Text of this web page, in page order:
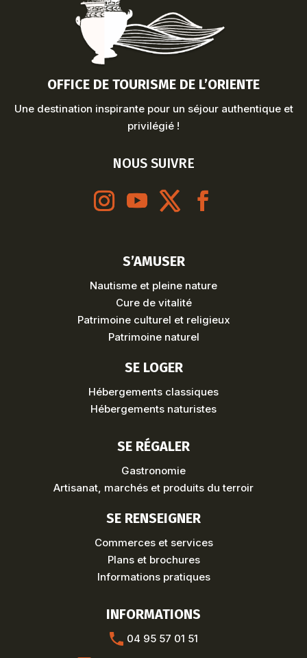
OFFICE DE TOURISME DE L’ORIENTE
Une destination inspirante pour un séjour authentique et
privilégié !
NOUS SUIVRE
S’AMUSER
Nautisme et pleine nature
Cure de vitalité
Patrimoine culturel et religieux
Patrimoine naturel
SE LOGER
Hébergements classiques
Hébergements naturistes
SE RÉGALER
Gastronomie
Artisanat, marchés et produits du terroir
SE RENSEIGNER
Commerces et services
Plans et brochures
Informations pratiques
INFORMATIONS
04 95 57 01 51